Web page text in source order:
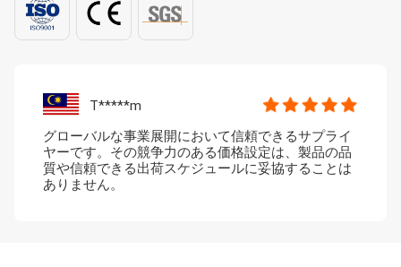
T*****m
グローバルな事業展開において信頼できるサプライ
ヤーです。その競争力のある価格設定は、製品の品
質や信頼できる出荷スケジュールに妥協することは
ありません。